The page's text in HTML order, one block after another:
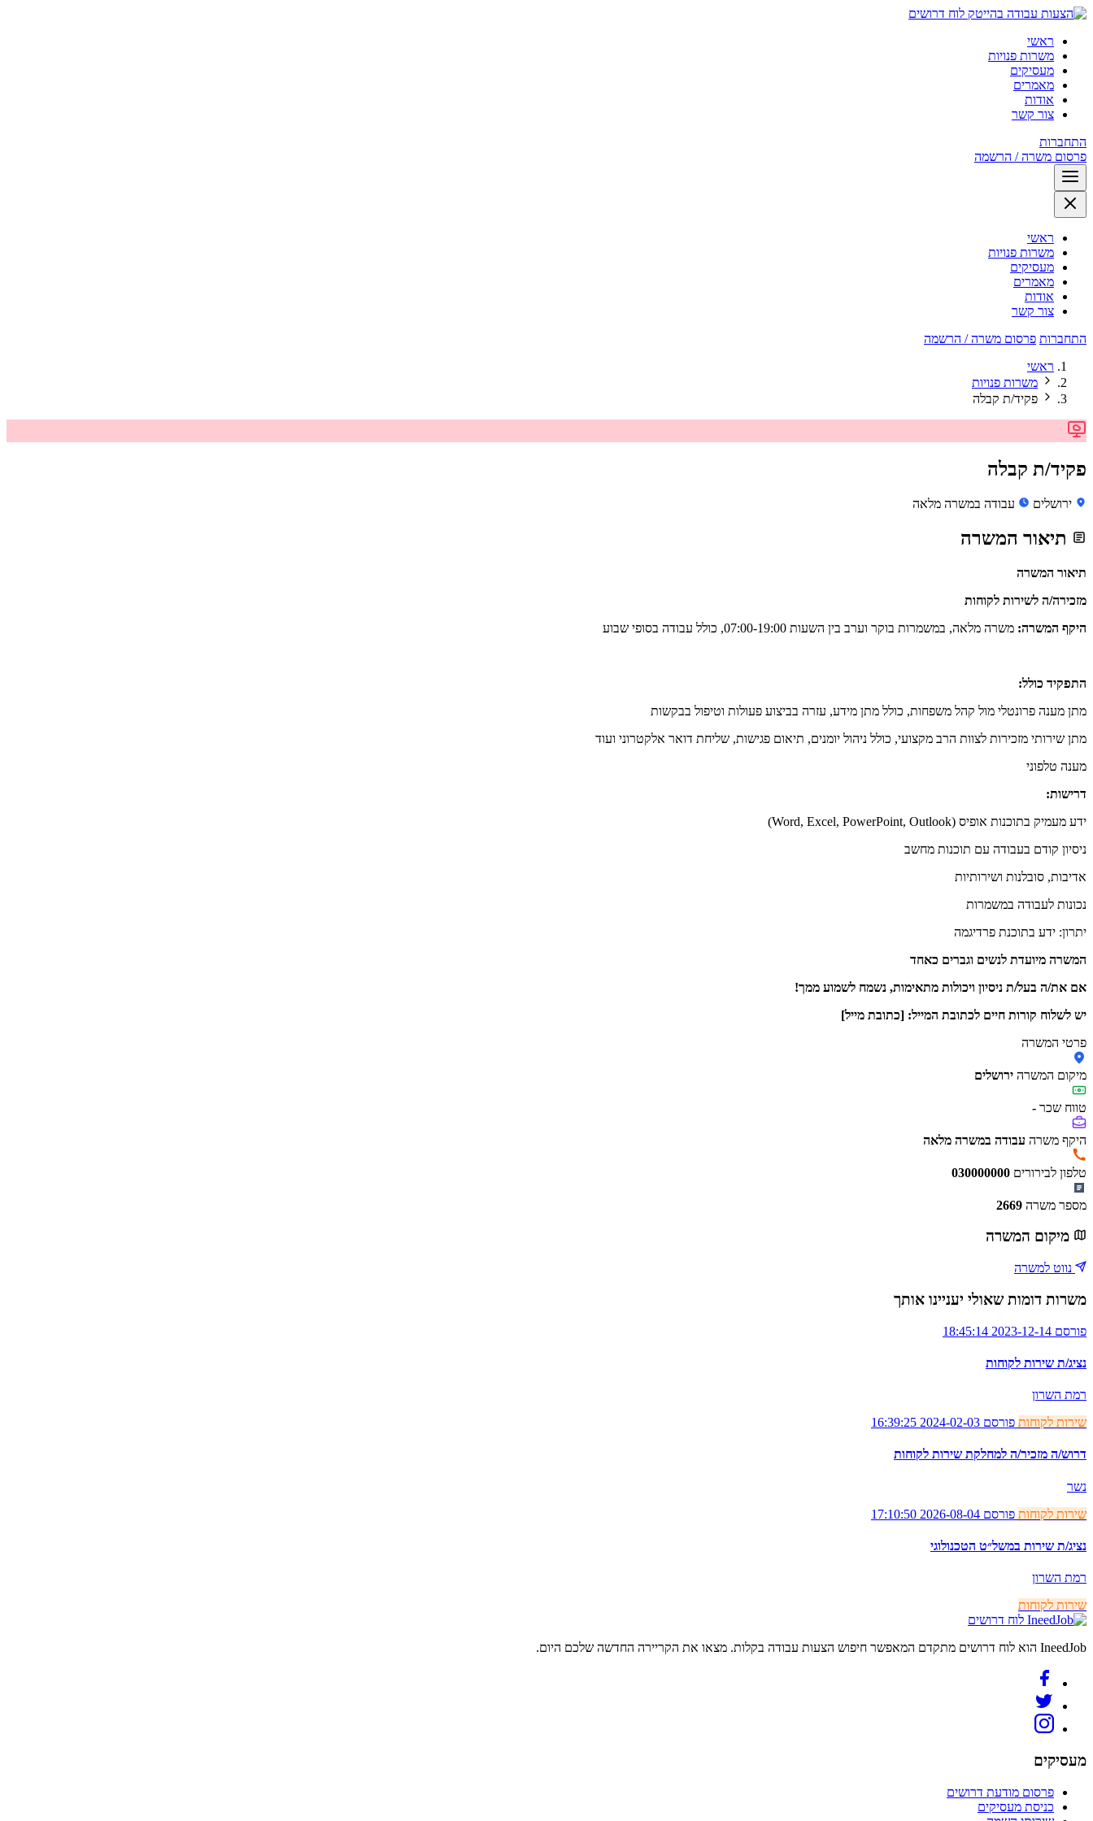
לוח דרושים
ראשי
משרות פנויות
מעסיקים
מאמרים
אודות
צור קשר
התחברות
פרסום משרה / הרשמה
ראשי
משרות פנויות
מעסיקים
מאמרים
אודות
צור קשר
התחברות פרסום משרה / הרשמה
ראשי
משרות פנויות
פקיד/ת קבלה
פקיד/ת קבלה
ירושלים עבודה במשרה מלאה
תיאור המשרה
תיאור המשרה
מזכירה/ה לשירות לקוחות
היקף המשרה: משרה מלאה, במשמרות בוקר וערב בין השעות 07:00-19:00, כולל עבודה בסופי שבוע
התפקיד כולל:
מתן מענה פרונטלי מול קהל משפחות, כולל מתן מידע, עזרה בביצוע פעולות וטיפול בבקשות
מתן שירותי מזכירות לצוות הרב מקצועי, כולל ניהול יומנים, תיאום פגישות, שליחת דואר אלקטרוני ועוד
מענה טלפוני
דרישות:
ידע מעמיק בתוכנות אופיס (Word, Excel, PowerPoint, Outlook)
ניסיון קודם בעבודה עם תוכנות מחשב
אדיבות, סובלנות ושירותיות
נכונות לעבודה במשמרות
יתרון: ידע בתוכנת פרדיגמה
המשרה מיועדת לנשים וגברים כאחד
אם את/ה בעל/ת ניסיון ויכולות מתאימות, נשמח לשמוע ממך!
יש לשלוח קורות חיים לכתובת המייל: [כתובת מייל]
פרטי המשרה
מיקום המשרה ירושלים
טווח שכר -
היקף משרה עבודה במשרה מלאה
טלפון לבירורים 030000000
מספר משרה 2669
מיקום המשרה
נווט למשרה
משרות דומות שאולי יעניינו אותך
פורסם 2023-12-14 18:45:14
נציג/ת שירות לקוחות
רמת השרון
שירות לקוחות פורסם 2024-02-03 16:39:25
דרוש/ה מזכיר/ה למחלקת שירות לקוחות
נשר
שירות לקוחות פורסם 2026-08-04 17:10:50
נציג/ת שירות במשל״ט הטכנולוגי
רמת השרון
שירות לקוחות
לוח דרושים
IneedJob הוא לוח דרושים מתקדם המאפשר חיפוש הצעות עבודה בקלות. מצאו את הקריירה החדשה שלכם היום.
מעסיקים
פרסום מודעת דרושים
כניסת מעסיקים